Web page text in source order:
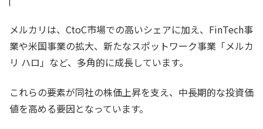
メルカリは、CtoC市場での高いシェアに加え、FinTech事
業や米国事業の拡大、新たなスポットワーク事業「メルカ
リ ハロ」など、多角的に成長しています。
これらの要素が同社の株価上昇を支え、中長期的な投資価
値を高める要因となっています。